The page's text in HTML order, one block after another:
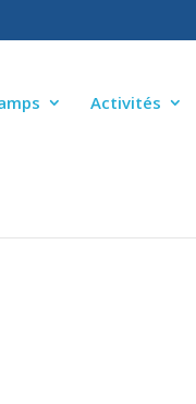
Activités